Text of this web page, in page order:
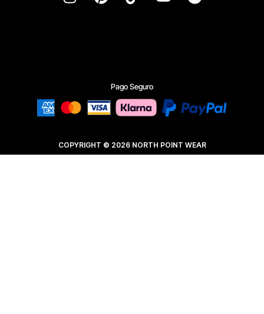
Pago Seguro
COPYRIGHT © 2026 NORTH POINT WEAR